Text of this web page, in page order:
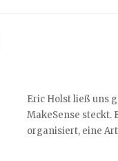
Eric Holst ließ uns
MakeSense steckt.
organisiert, eine